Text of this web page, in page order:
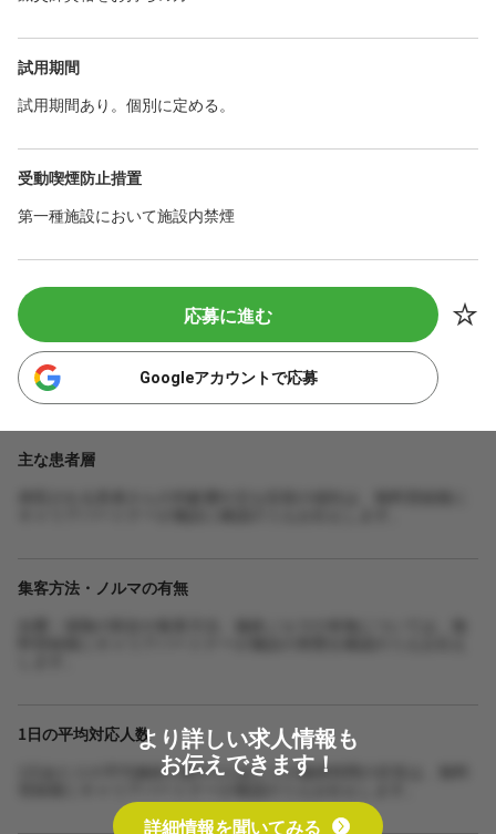
試用期間
試用期間あり。個別に定める。
受動喫煙防止措置
第一種施設において施設内禁煙
応募に進む
Googleアカウントで応募
主な患者層
集客方法・ノルマの有無
1日の平均対応人数
1日あたりの平均施術人数や1人あたりの施術時間の目安は、無料
より詳しい求人情報も
お伝えできます！
詳細情報を聞いてみる